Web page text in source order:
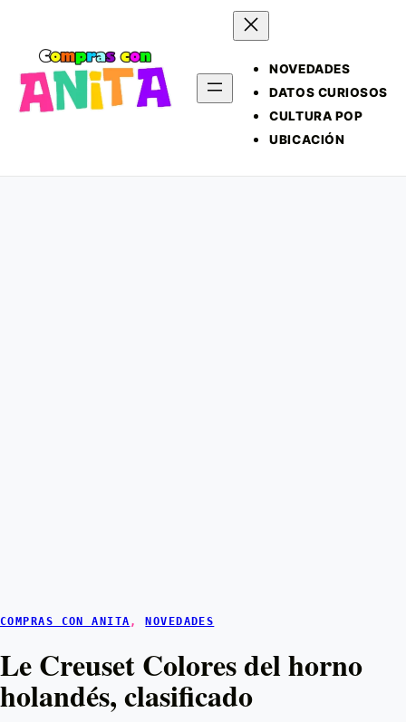
NOVEDADES
DATOS CURIOSOS
CULTURA POP
UBICACIÓN
COMPRAS CON ANITA , NOVEDADES
Le Creuset Colores del horno
holandés, clasificado